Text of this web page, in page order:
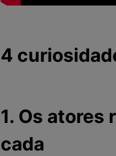
4
1. Os atores
cada